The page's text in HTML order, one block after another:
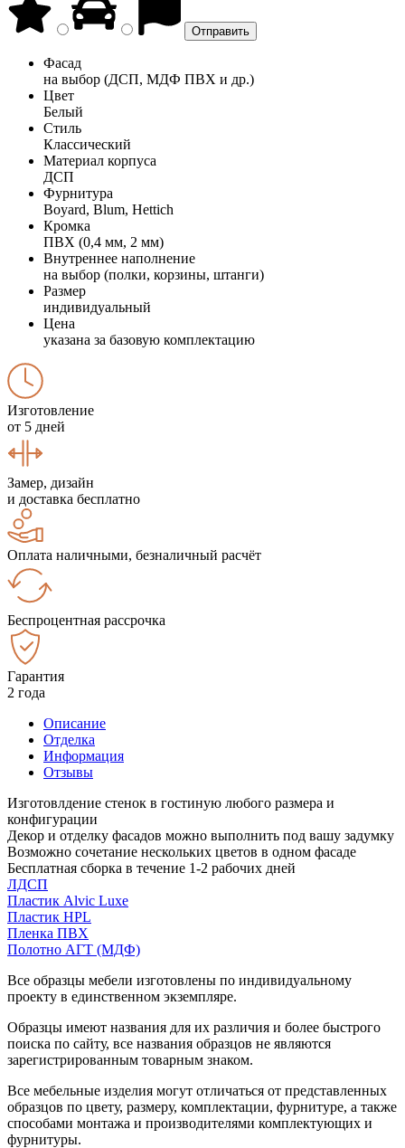
Фасад
на выбор (ДСП, МДФ ПВХ и др.)
Цвет
Белый
Стиль
Классический
Материал корпуса
ДСП
Фурнитура
Boyard, Blum, Hettich
Кромка
ПВХ (0,4 мм, 2 мм)
Внутреннее наполнение
на выбор (полки, корзины, штанги)
Размер
индивидуальный
Цена
указана за базовую комплектацию
Изготовление
от 5 дней
Замер, дизайн
и доставка бесплатно
Оплата наличными, безналичный расчёт
Беспроцентная рассрочка
Гарантия
2 года
Описание
Отделка
Информация
Отзывы
Изготовлдение стенок в гостиную любого размера и
конфигурации
Декор и отделку фасадов можно выполнить под вашу задумку
Возможно сочетание нескольких цветов в одном фасаде
Бесплатная сборка в течение 1-2 рабочих дней
ЛДСП
Пластик Alvic Luxe
Пластик HPL
Пленка ПВХ
Полотно АГТ (МДФ)
Все образцы мебели изготовлены по индивидуальному
проекту в единственном экземпляре.
Образцы имеют названия для их различия и более быстрого
поиска по сайту, все названия образцов не являются
зарегистрированным товарным знаком.
Все мебельные изделия могут отличаться от представленных
образцов по цвету, размеру, комплектации, фурнитуре, а также
способами монтажа и производителями комплектующих и
фурнитуры.